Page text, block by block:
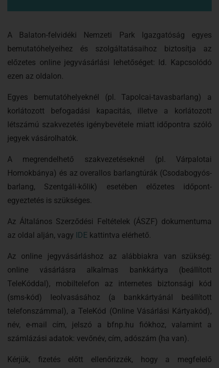
A Balaton-felvidéki Nemzeti Park Igazgatóság egyes
bemutatóhelyeihez és szolgáltatásaihoz biztosítja az
előzetes online jegyvásárlási lehetőséget: ld. Kapcsolódó
ezen az oldalon.
Egyes bemutatóhelyeknél (pl. Tapolcai-tavasbarlang) a
korlátozott befogadási kapacitás, illetve a korlátozott
létszámú szakvezetés igénybevétele miatt időpontra szóló
jegyek vásárolhatók.
A megrendelhető szakvezetéseknél (pl. Várpalotai
Homokbánya) és az overallos barlangtúrák (Csodabogyós-
barlang, Szentgáli-kőlik) esetében előzetes időpont-
egyeztetés is szükséges.
Az Általános Szerződési Feltételek (ÁSZF) dokumentuma
az oldal alján, vagy
IDE kattintva elérhető.
Az online jegyvásárláshoz az alábbiakra van szükség:
online vásárlásra alkalmas bankkártya (beállított
TeleKóddal), mobiltelefon az internetes biztonsági kód
(sms-kód) leolvasásához (a bankkártyánál beállított
telefonszámmal), a TeleKód (Online Vásárlási Kártyakód),
név, e-mail cím, jelszó a bfnp.hu fiókhoz, valamint a
számlázási adatok: vevőnév, cím, adószám (ha van).
Kérjük, fizetés előtt ellenőrizzék, hogy a megfelelő